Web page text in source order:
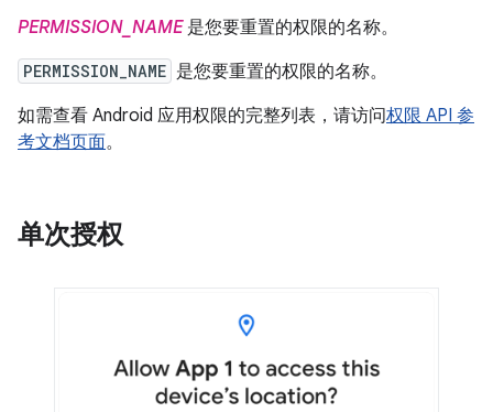
PERMISSION_NAME是您要重置的权限的名称。
PERMISSION_NAME 是您要重置的权限的名称。
如需查看 Android 应用权限的完整列表，请访问权限 API 参
考文档页面。
单次授权